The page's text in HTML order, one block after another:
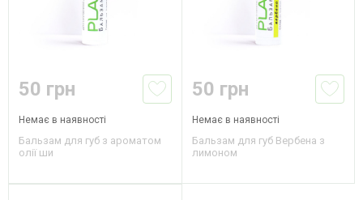
50 грн
Немає в наявності
Бальзам для губ з ароматом
олії ши
50 грн
Немає в наявності
Бальзам для губ Вербена з
лимоном